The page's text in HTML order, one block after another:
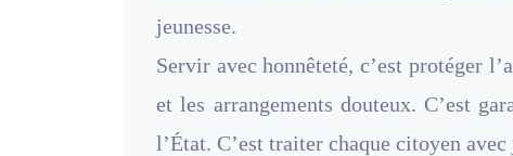
jeunesse.
Servir avec honnêteté, c’est protéger
et les arrangements douteux. C’est
l’État. C’est traiter chaque citoyen